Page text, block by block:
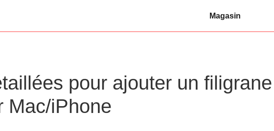
Magasin
pour ajouter un filigrane
Mac/iPhone